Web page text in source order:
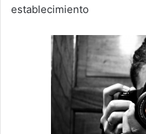
establecimiento